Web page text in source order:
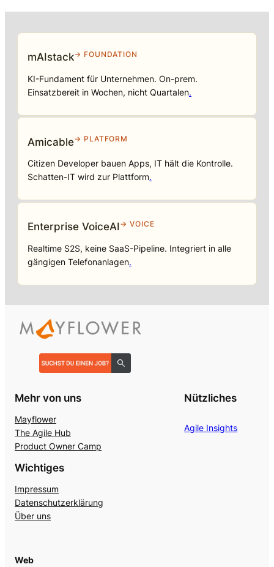
mAIstack→ FOUNDATION
KI-Fundament für Unternehmen. On-prem.
Einsatzbereit in Wochen, nicht Quartalen.
Amicable→ PLATFORM
Citizen Developer bauen Apps, IT hält die Kontrolle.
Schatten-IT wird zur Plattform.
Enterprise VoiceAI→ VOICE
Realtime S2S, keine SaaS-Pipeline. Integriert in alle
gängigen Telefonanlagen.
Mehr von uns
Mayflower
The Agile Hub
Product Owner Camp
Nützliches
Agile Insights
Wichtiges
Impressum
Datenschutzerklärung
Über uns
Web